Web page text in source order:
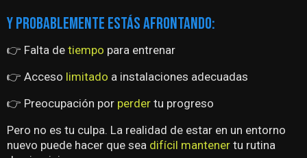
Y PROBABLEMENTE ESTÁS AFRONTANDO:
👉 Falta de tiempo para entrenar
👉 Acceso limitado a instalaciones adecuadas
👉 Preocupación por perder tu progreso
Pero no es tu culpa. La realidad de estar en un entorno
nuevo puede hacer que sea difícil mantener tu rutina